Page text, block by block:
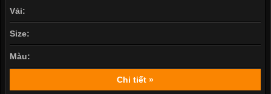
Vải:
Size:
Màu:
Chi tiết »